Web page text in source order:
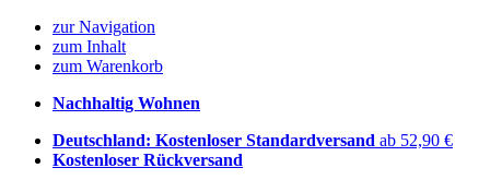
zur Navigation
zum Inhalt
zum Warenkorb
Nachhaltig Wohnen
Deutschland: Kostenloser Standardversand ab 52,90 €
Kostenloser Rückversand